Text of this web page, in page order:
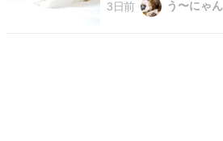
日は職場の健康診断苦
3日前 う〜にゃ